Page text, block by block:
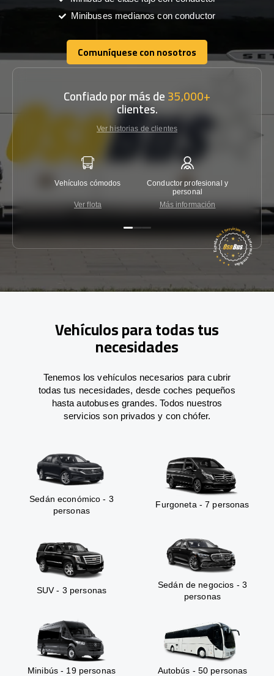
Minibuses medianos con conductor
Comuníquese con nosotros
Comuníquese con nosotros
Confiado por más de35,000+
clientes.
Ver historias de clientes
Vehículos cómodos
Ver flota
Conductor profesional y
personal
Más información
Vehículos para todas tus
necesidades
Tenemos los vehículos necesarios para cubrir
todas tus necesidades, desde coches pequeños
hasta autobuses grandes. Todos nuestros
servicios son privados y con chófer.
Sedán económico - 3
personas
Furgoneta - 7 personas
SUV - 3 personas
Sedán de negocios - 3
personas
Minibús - 19 personas Autobús - 50 personas